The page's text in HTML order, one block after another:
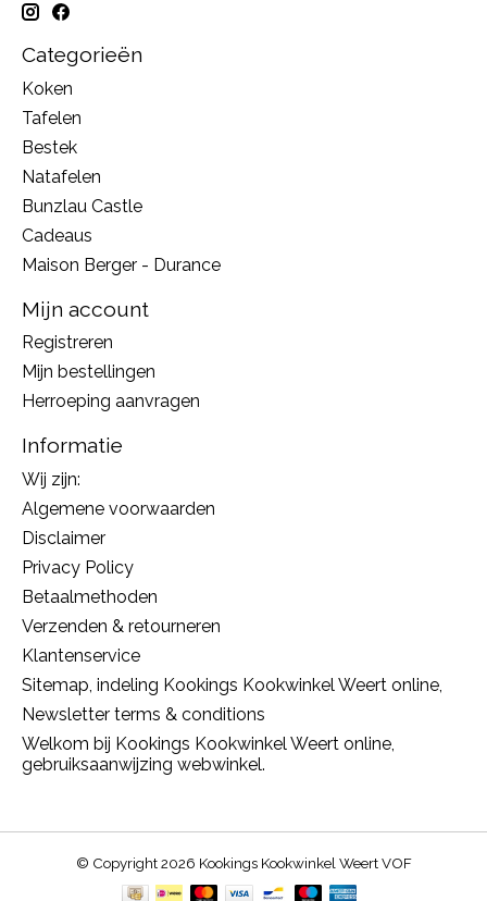
Categorieën
Koken
Tafelen
Bestek
Natafelen
Bunzlau Castle
Cadeaus
Maison Berger - Durance
Mijn account
Registreren
Mijn bestellingen
Herroeping aanvragen
Informatie
Wij zijn:
Algemene voorwaarden
Disclaimer
Privacy Policy
Betaalmethoden
Verzenden & retourneren
Klantenservice
Sitemap, indeling Kookings Kookwinkel Weert online,
Newsletter terms & conditions
Welkom bij Kookings Kookwinkel Weert online,
gebruiksaanwijzing webwinkel.
© Copyright 2026 Kookings Kookwinkel Weert VOF